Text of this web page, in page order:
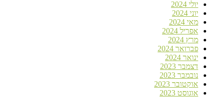
יולי 2024
יוני 2024
מאי 2024
אפריל 2024
מרץ 2024
פברואר 2024
ינואר 2024
דצמבר 2023
נובמבר 2023
אוקטובר 2023
אוגוסט 2023